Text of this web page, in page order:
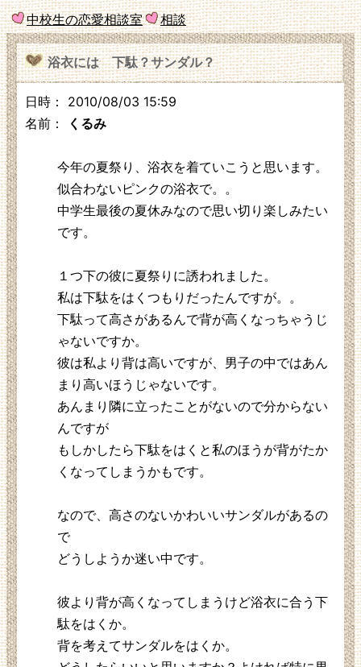
中校生の恋愛相談室 相談
浴衣には 下駄？サンダル？
日時： 2010/08/03 15:59
名前：
くるみ
今年の夏祭り、浴衣を着ていこうと思います。
似合わないピンクの浴衣で。。
中学生最後の夏休みなので思い切り楽しみたい
です。
１つ下の彼に夏祭りに誘われました。
私は下駄をはくつもりだったんですが。。
下駄って高さがあるんで背が高くなっちゃうじ
ゃないですか。
彼は私より背は高いですが、男子の中ではあん
まり高いほうじゃないです。
あんまり隣に立ったことがないので分からない
んですが
もしかしたら下駄をはくと私のほうが背がたか
くなってしまうかもです。
なので、高さのないかわいいサンダルがあるの
で
どうしようか迷い中です。
彼より背が高くなってしまうけど浴衣に合う下
駄をはくか。
背を考えてサンダルをはくか。